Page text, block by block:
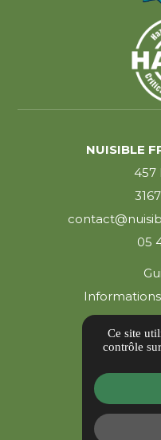
NUISIBLE
457
05
Politique
Ce site
contrôle